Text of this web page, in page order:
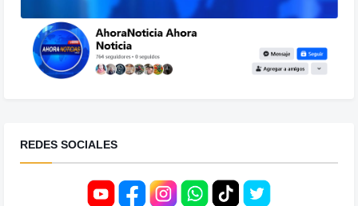
REDES SOCIALES